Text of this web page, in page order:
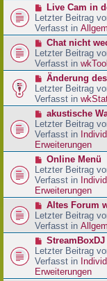
e
r
B
e
t
r
a
g
N
e
u
e
r
B
e
t
r
a
g
Live Cam in
Letzter Beitrag
Verfasst in
N
e
u
e
r
B
e
t
r
a
g
Chat nicht
Letzter Beitrag
Verfasst in
N
e
u
e
r
B
e
i
r
a
g
Änderung
Letzter Beitrag
Verfasst in
N
e
u
e
r
B
e
i
t
a
g
akustische
Letzter Beitrag
Verfasst in
Erweiterungen
N
e
u
e
r
B
e
i
r
a
g
Online Menü
Letzter Beitrag
Verfasst in
Erweiterungen
N
e
u
e
r
B
e
i
Altes Forum
Letzter Beitrag
Verfasst in
N
e
u
e
Letzter Beitrag
Verfasst in
Erweiterungen